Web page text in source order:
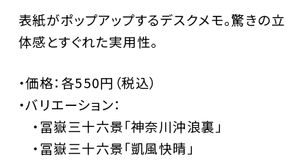
表紙がポップアップするデスクメモ。驚きの立
体感とすぐれた実用性。
・価格：各550円（税込）
・バリエーション：
・冨嶽三十六景「神奈川沖浪裏」
・冨嶽三十六景「凱風快晴」